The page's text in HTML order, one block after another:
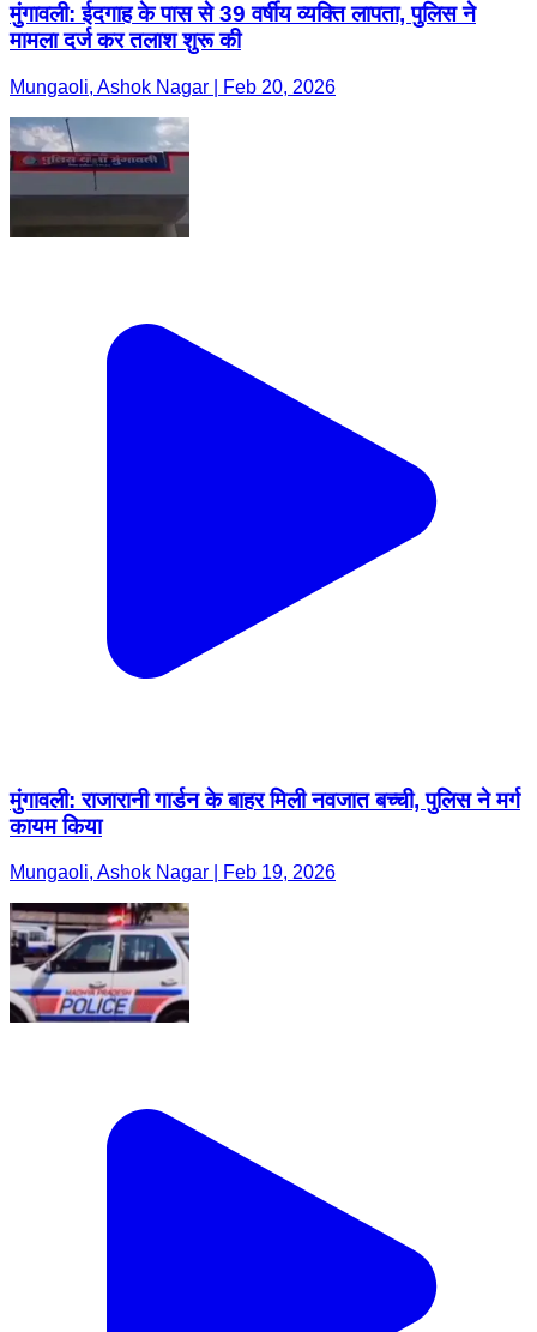
मुंगावली: ईदगाह के पास से 39 वर्षीय व्यक्ति लापता, पुलिस ने
मामला दर्ज कर तलाश शुरू की
Mungaoli, Ashok Nagar | Feb 20, 2026
मुंगावली: राजारानी गार्डन के बाहर मिली नवजात बच्ची, पुलिस ने मर्ग
कायम किया
Mungaoli, Ashok Nagar | Feb 19, 2026